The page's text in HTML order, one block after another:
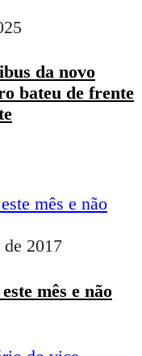
da novo
bateu de frente
2017
mês e não